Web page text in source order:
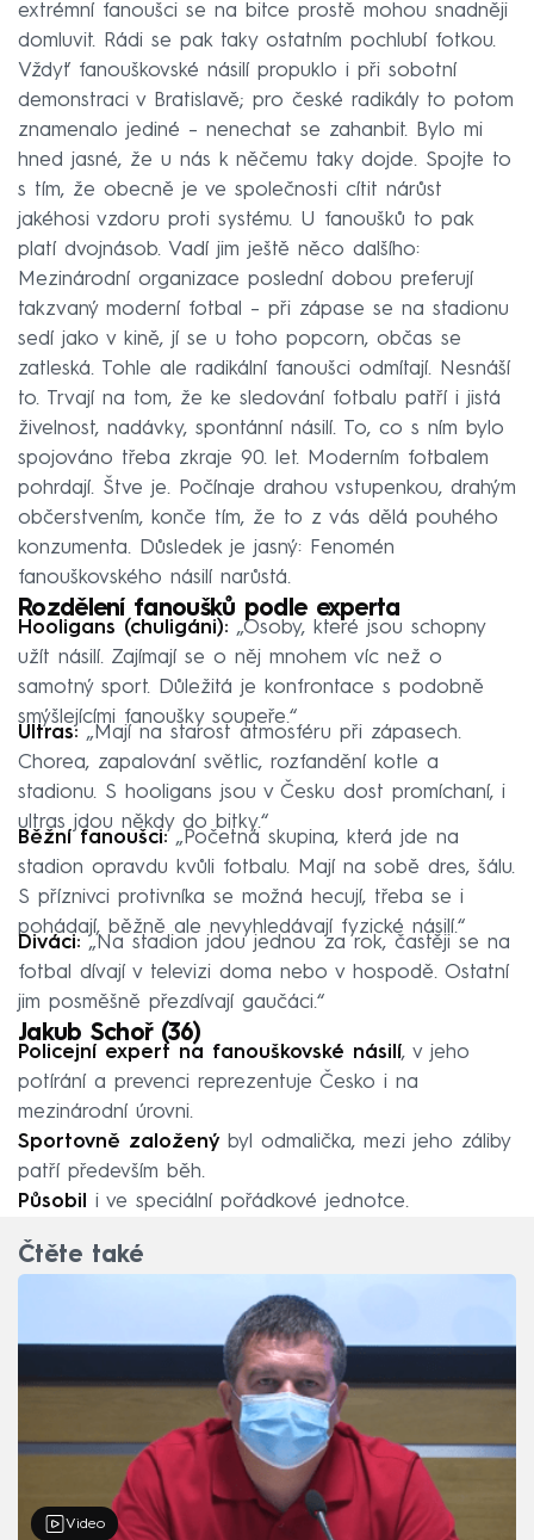
extrémní fanoušci se na bitce prostě mohou snadněji
domluvit. Rádi se pak taky ostatním pochlubí fotkou.
Vždyť fanouškovské násilí propuklo i při sobotní
demonstraci v Bratislavě; pro české radikály to potom
znamenalo jediné – nenechat se zahanbit. Bylo mi
hned jasné, že u nás k něčemu taky dojde. Spojte to
s tím, že obecně je ve společnosti cítit nárůst
jakéhosi vzdoru proti systému. U fanoušků to pak
platí dvojnásob. Vadí jim ještě něco dalšího:
Mezinárodní organizace poslední dobou preferují
takzvaný moderní fotbal – při zápase se na stadionu
sedí jako v kině, jí se u toho popcorn, občas se
zatleská. Tohle ale radikální fanoušci odmítají. Nesnáší
to. Trvají na tom, že ke sledování fotbalu patří i jistá
živelnost, nadávky, spontánní násilí. To, co s ním bylo
spojováno třeba zkraje 90. let. Moderním fotbalem
pohrdají. Štve je. Počínaje drahou vstupenkou, drahým
občerstvením, konče tím, že to z vás dělá pouhého
konzumenta. Důsledek je jasný: Fenomén
fanouškovského násilí narůstá.
Rozdělení fanoušků podle experta
Hooligans (chuligáni): „Osoby, které jsou schopny
užít násilí. Zajímají se o něj mnohem víc než o
samotný sport. Důležitá je konfrontace s podobně
smýšlejícími fanoušky soupeře.“
Ultras: „Mají na starost atmosféru při zápasech.
Chorea, zapalování světlic, rozfandění kotle a
stadionu. S hooligans jsou v Česku dost promíchaní, i
ultras jdou někdy do bitky.“
Běžní fanoušci:„Početná skupina, která jde na
stadion opravdu kvůli fotbalu. Mají na sobě dres, šálu.
S příznivci protivníka se možná hecují, třeba se i
pohádají, běžně ale nevyhledávají fyzické násilí.“
Diváci: „Na stadion jdou jednou za rok, častěji se na
fotbal dívají v televizi doma nebo v hospodě. Ostatní
jim posměšně přezdívají gaučáci.“
Jakub Schoř (36)
Policejní expert na fanouškovské násilí, v jeho
potírání a prevenci reprezentuje Česko i na
mezinárodní úrovni.
Sportovně založenýbyl odmalička, mezi jeho záliby
patří především běh.
Působil i ve speciální pořádkové jednotce.
Čtěte také
Video